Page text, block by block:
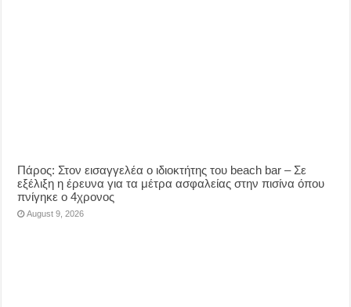
Πάρος: Στον εισαγγελέα ο ιδιοκτήτης του beach bar – Σε
εξέλιξη η έρευνα για τα μέτρα ασφαλείας στην πισίνα όπου
πνίγηκε ο 4χρονος
August 9, 2026